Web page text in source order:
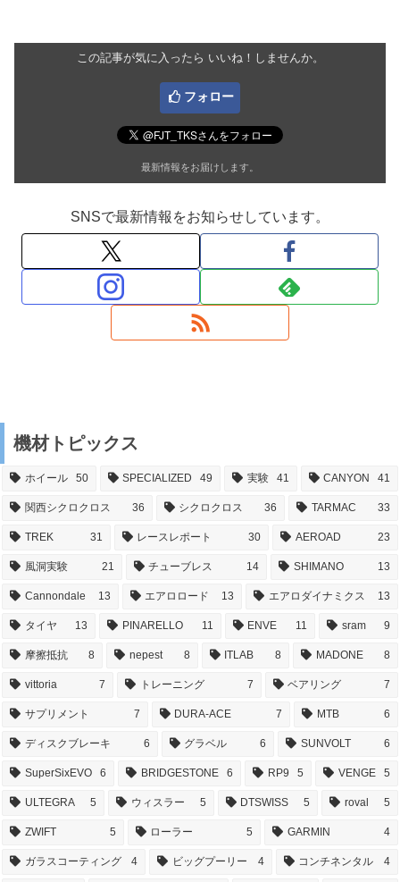
この記事が気に入ったら いいね！しませんか。
フォロー
最新情報をお届けします。
SNSで最新情報をお知らせしています。
機材トピックス
ホイール 50 SPECIALIZED 49 実験 41 CANYON 41
関西シクロクロス 36 シクロクロス 36 TARMAC 33
TREK 31 レースレポート 30 AEROAD 23
風洞実験 21 チューブレス 14 SHIMANO 13
Cannondale 13 エアロロード 13 エアロダイナミクス 13
タイヤ 13 PINARELLO 11 ENVE 11 sram 9
摩擦抵抗 8 nepest 8 ITLAB 8 MADONE 8
vittoria 7 トレーニング 7 ベアリング 7
サプリメント 7 DURA-ACE 7 MTB 6
ディスクブレーキ 6 グラベル 6 SUNVOLT 6
SuperSixEVO 6 BRIDGESTONE 6 RP9 5 VENGE 5
ULTEGRA 5 ウィスラー 5 DTSWISS 5 roval 5
ZWIFT 5 ローラー 5 GARMIN 4
ガラスコーティング 4 ビッグプーリー 4 コンチネンタル 4